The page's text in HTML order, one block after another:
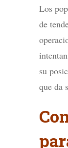
Los
de
su
que da